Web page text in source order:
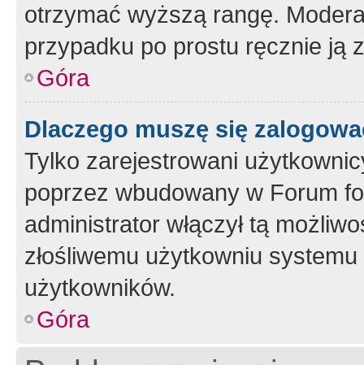
otrzymać wyższą rangę.
przypadku po prostu ręcznie ją
Góra
Dlaczego muszę się
Tylko zarejestrowani
poprzez wbudowany w Forum
administrator włączył tą
złośliwemu użytkowniu
użytkowników.
Góra